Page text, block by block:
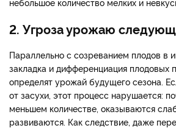
2. Угроза урожаю
Параллельно с созреванием плодов в
закладка и дифференциация плодовых
определят урожай будущего сезона.
от засухи, этот процесс нарушается:
меньшем количестве, оказываются
развиваются. Как следствие, даже